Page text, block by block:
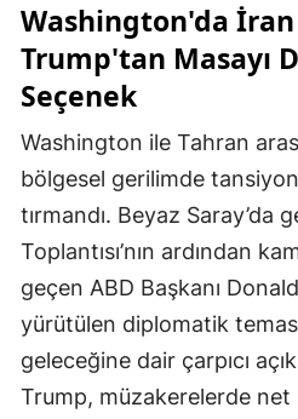
Washington'da
Trump'tan Masayı
Seçenek
Washington ile Tahran
bölgesel gerilimde
tırmandı. Beyaz Saray’da
Toplantısı’nın ardından
geçen ABD Başkanı
yürütülen diplomatik
geleceğine dair çarpıcı
Trump, müzakerelerde net